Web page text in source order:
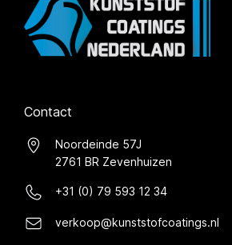
Contact
Noordeinde 57J
2761 BR Zevenhuizen
+31 (0) 79 593 12 34
verkoop@kunststofcoatings.nl